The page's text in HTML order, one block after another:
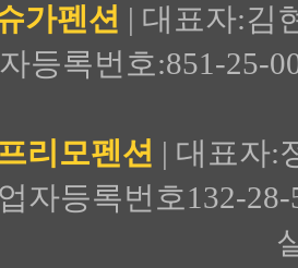
가펜션 | 대표자:김
등록번호:851-25-
리모펜션 | 대표자:
자등록번호132-